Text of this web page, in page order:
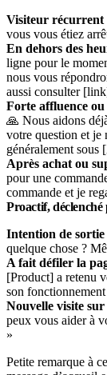
Visiteur récurrent
vous vous étiez
En dehors des
ligne pour le
nous vous
aussi consulter
Forte affluence
🙏 Nous aidons
votre question et je
généralement sous
Après achat ou
pour une
commande et je
Proactif,
Intention de sortie
quelque chose ?
A fait défiler la
[Product] a retenu
son fonctionnement
Nouvelle visite
peux vous aider à
»
Petite remarque à